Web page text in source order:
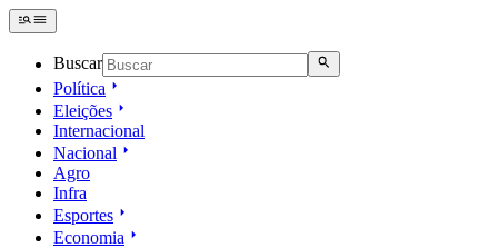
Buscar
Política
Eleições
Internacional
Nacional
Agro
Infra
Esportes
Economia